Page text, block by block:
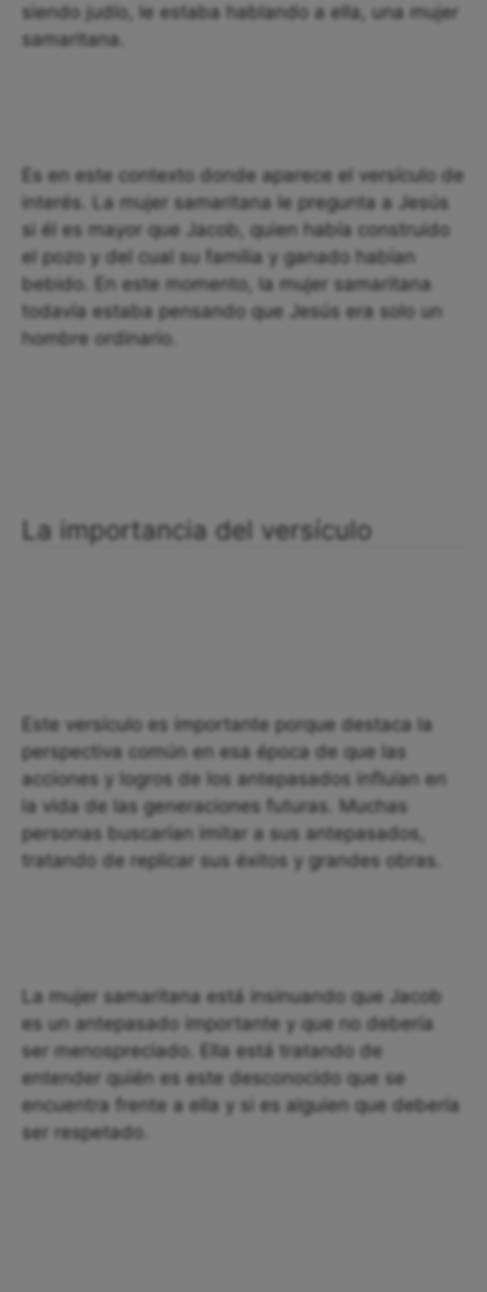
siendo judío, le estaba hablando a ella, una mujer
samaritana.
Es en este contexto donde aparece el versículo de
interés. La mujer samaritana le pregunta a Jesús
si él es mayor que Jacob, quien había construido
el pozo y del cual su familia y ganado habían
bebido. En este momento, la mujer samaritana
todavía estaba pensando que Jesús era solo un
hombre ordinario.
La importancia del versículo
Este versículo es importante porque destaca la
perspectiva común en esa época de que las
acciones y logros de los antepasados influían en
la vida de las generaciones futuras. Muchas
personas buscarían imitar a sus antepasados,
tratando de replicar sus éxitos y grandes obras.
La mujer samaritana está insinuando que Jacob
es un antepasado importante y que no debería
ser menospreciado. Ella está tratando de
entender quién es este desconocido que se
encuentra frente a ella y si es alguien que debería
ser respetado.